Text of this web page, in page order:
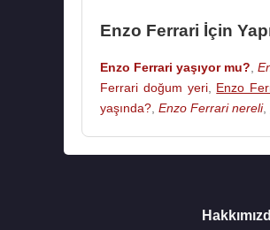
Enzo Ferrari İçin
Enzo Ferrari yaşıyor mu? ,
Ferrari doğum yeri, Enzo
yaşında? Enzo Ferrari nereli,